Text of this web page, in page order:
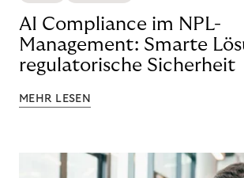
AI Compliance im NPL-
Management: Smarte
regulatorische Sicherheit
MEHR LESEN